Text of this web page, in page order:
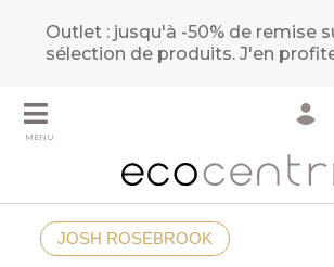
Outlet : jusqu'à -50% de remise
sélection de produits.J'en
MENU
JOSH ROSEBROOK